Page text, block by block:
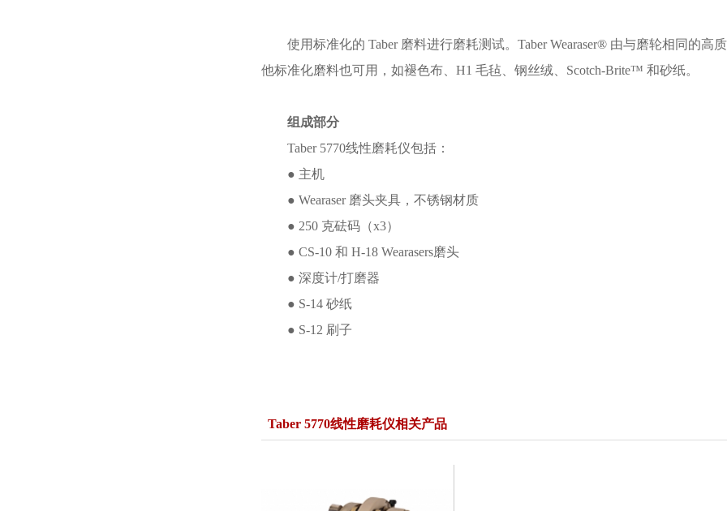
使用标准化的 Taber 磨料进行磨耗测试。Taber Wearaser® 由与磨轮相同的
他标准化磨料也可用，如褪色布、H1 毛毡、钢丝绒、Scotch-Brite™ 和砂纸。
组成部分
Taber 5770线性磨耗仪包括：
● 主机
● Wearaser 磨头夹具，不锈钢材质
● 250 克砝码（x3）
● CS-10 和 H-18 Wearasers磨头
● 深度计/打磨器
● S-14 砂纸
● S-12 刷子
Taber 5770线性磨耗仪相关产品